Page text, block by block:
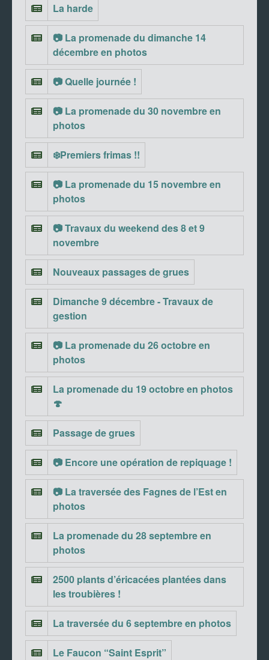
La harde
📷 La promenade du dimanche 14
décembre en photos
📷 Quelle journée !
📷 La promenade du 30 novembre en
photos
❄️Premiers frimas !!
📷 La promenade du 15 novembre en
photos
📷 Travaux du weekend des 8 et 9
novembre
Nouveaux passages de grues
Dimanche 9 décembre - Travaux de
gestion
📷 La promenade du 26 octobre en
photos
La promenade du 19 octobre en photos
🍄
Passage de grues
📷 Encore une opération de repiquage !
📷 La traversée des Fagnes de l’Est en
photos
La promenade du 28 septembre en
photos
2500 plants d’éricacées plantées dans
les troubières !
La traversée du 6 septembre en photos
Le Faucon “Saint Esprit”